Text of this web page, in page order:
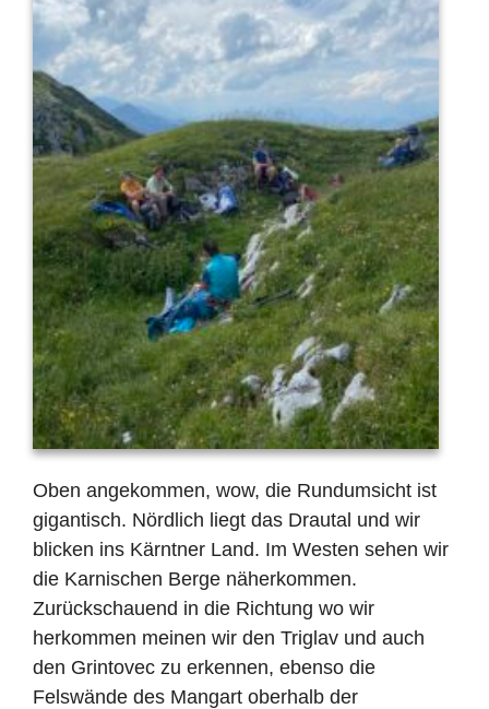
Oben angekommen, wow, die Rundumsicht ist
gigantisch. Nördlich liegt das Drautal und wir
blicken ins Kärntner Land. Im Westen sehen wir
die Karnischen Berge näherkommen.
Zurückschauend in die Richtung wo wir
herkommen meinen wir den Triglav und auch
den Grintovec zu erkennen, ebenso die
Felswände des Mangart oberhalb der